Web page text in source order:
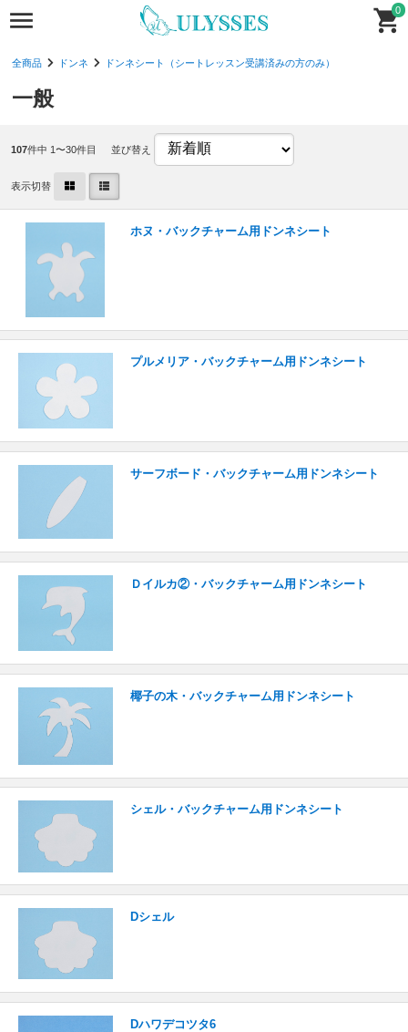
0
全商品 ドンネ ドンネシート（シートレッスン受講済みの方のみ）
一般
107件中 1〜30件目 並び替え
表示切替
ホヌ・バックチャーム用ドンネシート
プルメリア・バックチャーム用ドンネシート
サーフボード・バックチャーム用ドンネシート
Ｄイルカ②・バックチャーム用ドンネシート
椰子の木・バックチャーム用ドンネシート
シェル・バックチャーム用ドンネシート
Dシェル
Dハワデコツタ6